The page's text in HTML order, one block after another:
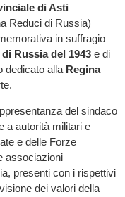
di Asti
Reduci di Russia)
in suffragio
Russia del 1943e di
dedicato alla Regina
del sindaco
a autorità militari e
e delle Forze
associazioni
presenti con i rispettivi
dei valori della